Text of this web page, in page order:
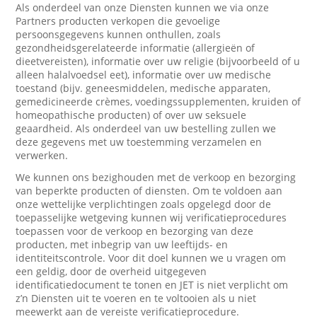
Als onderdeel van onze Diensten kunnen we via onze
Partners producten verkopen die gevoelige
persoonsgegevens kunnen onthullen, zoals
gezondheidsgerelateerde informatie (allergieën of
dieetvereisten), informatie over uw religie (bijvoorbeeld of u
alleen halalvoedsel eet), informatie over uw medische
toestand (bijv. geneesmiddelen, medische apparaten,
gemedicineerde crèmes, voedingssupplementen, kruiden of
homeopathische producten) of over uw seksuele
geaardheid. Als onderdeel van uw bestelling zullen we
deze gegevens met uw toestemming verzamelen en
verwerken.
We kunnen ons bezighouden met de verkoop en bezorging
van beperkte producten of diensten. Om te voldoen aan
onze wettelijke verplichtingen zoals opgelegd door de
toepasselijke wetgeving kunnen wij verificatieprocedures
toepassen voor de verkoop en bezorging van deze
producten, met inbegrip van uw leeftijds- en
identiteitscontrole. Voor dit doel kunnen we u vragen om
een geldig, door de overheid uitgegeven
identificatiedocument te tonen en JET is niet verplicht om
z’n Diensten uit te voeren en te voltooien als u niet
meewerkt aan de vereiste verificatieprocedure.